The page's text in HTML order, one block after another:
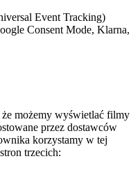
Event Tracking)
Consent Mode, Klarna,
że możemy wyświetlać filmy
przez dostawców
korzystamy w tej
trzecich: